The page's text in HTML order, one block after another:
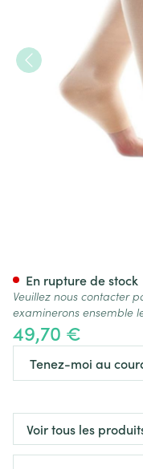
49,70 €
Tenez-moi au
En rupture de stock
Veuillez nous contacter
examinerons ensemble
Voir tous les